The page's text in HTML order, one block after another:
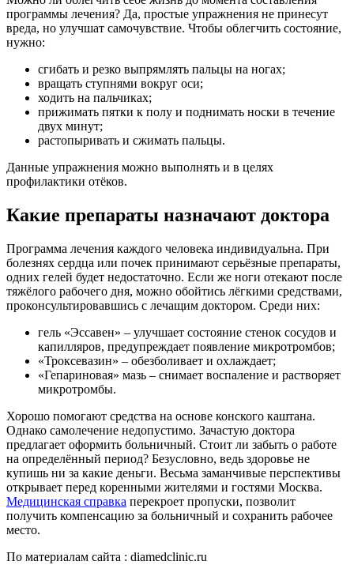
программы лечения? Да, простые упражнения не принесут
вреда, но улучшат самочувствие. Чтобы облегчить состояние,
нужно:
сгибать и резко выпрямлять пальцы на ногах;
вращать ступнями вокруг оси;
ходить на пальчиках;
прижимать пятки к полу и поднимать носки в течение
двух минут;
растопыривать и сжимать пальцы.
Данные упражнения можно выполнять и в целях
профилактики отёков.
Какие препараты назначают доктора
Программа лечения каждого человека индивидуальна. При
болезнях сердца или почек принимают серьёзные препараты,
одних гелей будет недостаточно. Если же ноги отекают после
тяжёлого рабочего дня, можно обойтись лёгкими средствами,
проконсультировавшись с лечащим доктором. Среди них:
гель «Эссавен» – улучшает состояние стенок сосудов и
капилляров, предупреждает появление микротромбов;
«Троксевазин» – обезболивает и охлаждает;
«Гепариновая» мазь – снимает воспаление и растворяет
микротромбы.
Хорошо помогают средства на основе конского каштана.
Однако самолечение недопустимо. Зачастую доктора
предлагает оформить больничный. Стоит ли забыть о работе
на определённый период? Безусловно, ведь здоровье не
купишь ни за какие деньги. Весьма заманчивые перспективы
открывает перед коренными жителями и гостями Москва.
Медицинская справка перекроет пропуски, позволит
получить компенсацию за больничный и сохранить рабочее
место.
По материалам сайта : diamedclinic.ru